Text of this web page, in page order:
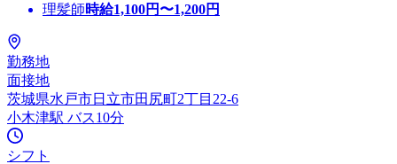
理髪師時給1,100円〜1,200円
勤務地
面接地
茨城県水戸市日立市田尻町2丁目22-6
小木津駅 バス10分
シフト